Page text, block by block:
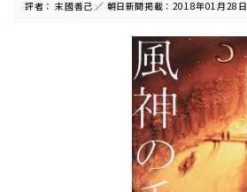
評者： 末國善己 ／ 朝⽇新聞掲載：2018年01月28日